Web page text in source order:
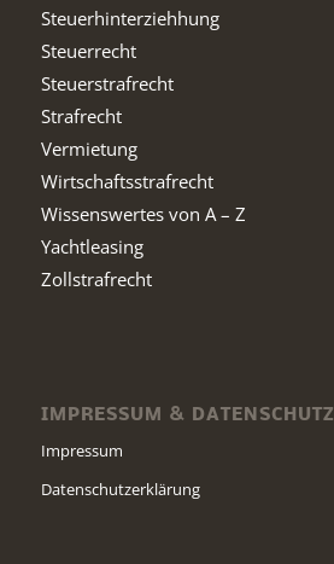
Steuerhinterziehhung
Steuerrecht
Steuerstrafrecht
Strafrecht
Vermietung
Wirtschaftsstrafrecht
Wissenswertes von A – Z
Yachtleasing
Zollstrafrecht
IMPRESSUM & DATENSCHUTZ
Impressum
Datenschutzerklärung